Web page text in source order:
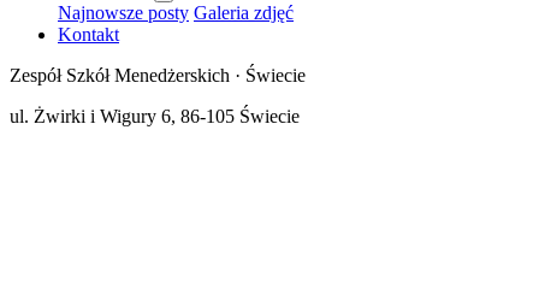
Najnowsze posty Galeria zdjęć
Kontakt
Zespół Szkół Menedżerskich · Świecie
ul. Żwirki i Wigury 6, 86-105 Świecie